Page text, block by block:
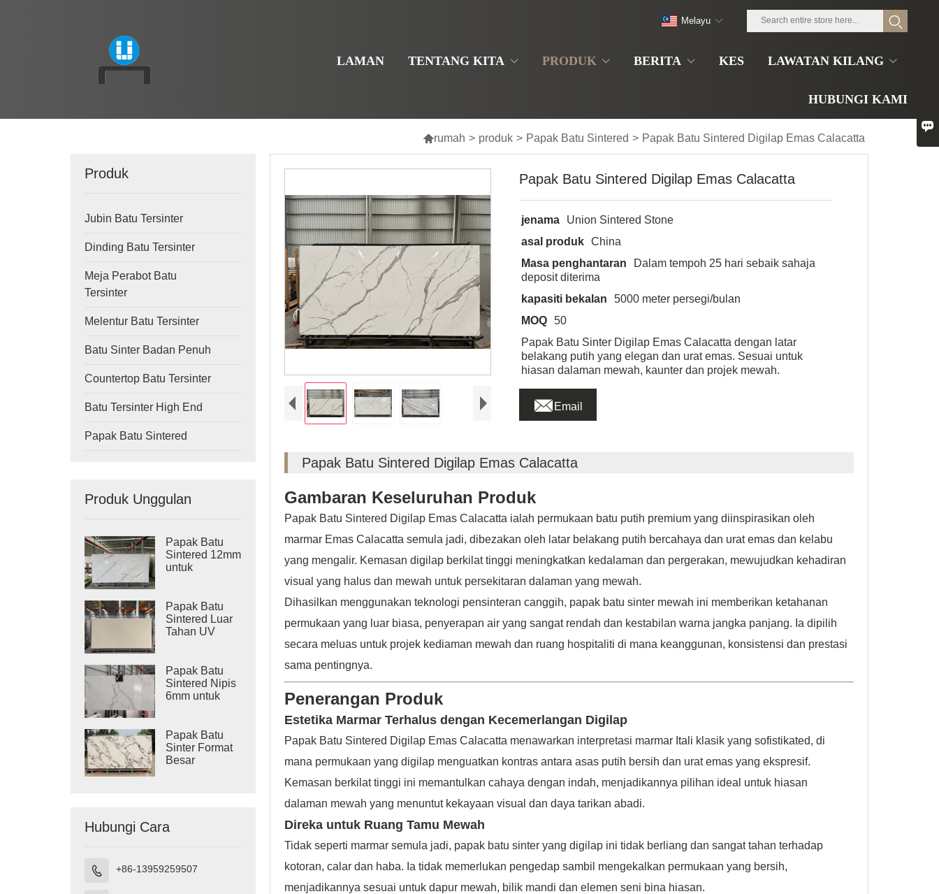
LAMAN TENTANG KITA PRODUK BERITA KES LAWATAN KILANG
HUBUNGI KAMI
Melayu
rumah > produk > Papak Batu Sintered > Papak Batu Sintered Digilap Emas Calacatta
Produk
Jubin Batu Tersinter
Dinding Batu Tersinter
Meja Perabot Batu
Tersinter
Melentur Batu Tersinter
Batu Sinter Badan Penuh
Countertop Batu Tersinter
Batu Tersinter High End
Papak Batu Sintered
Produk Unggulan
Papak Batu
Sintered 12mm
untuk
Papak Batu
Sintered Luar
Tahan UV
Papak Batu
Sintered Nipis
6mm untuk
Papak Batu
Sinter Format
Besar
Hubungi Cara
 +86-13959259507
Papak Batu Sintered Digilap Emas Calacatta
jenama
Union Sintered Stone
asal produk
China
Masa penghantaran
Dalam tempoh 25 hari sebaik sahaja
deposit diterima
kapasiti bekalan
5000 meter persegi/bulan
MOQ
50
Papak Batu Sinter Digilap Emas Calacatta dengan latar
belakang putih yang elegan dan urat emas. Sesuai untuk
hiasan dalaman mewah, kaunter dan projek mewah.
 Email
Papak Batu Sintered Digilap Emas Calacatta
Gambaran Keseluruhan Produk
Papak Batu Sintered Digilap Emas Calacatta ialah permukaan batu putih premium yang diinspirasikan oleh
marmar Emas Calacatta semula jadi, dibezakan oleh latar belakang putih bercahaya dan urat emas dan kelabu
yang mengalir. Kemasan digilap berkilat tinggi meningkatkan kedalaman dan pergerakan, mewujudkan kehadiran
visual yang halus dan mewah untuk persekitaran dalaman yang mewah.
Dihasilkan menggunakan teknologi pensinteran canggih, papak batu sinter mewah ini memberikan ketahanan
permukaan yang luar biasa, penyerapan air yang sangat rendah dan kestabilan warna jangka panjang. Ia dipilih
secara meluas untuk projek kediaman mewah dan ruang hospitaliti di mana keanggunan, konsistensi dan prestasi
sama pentingnya.
Penerangan Produk
Estetika Marmar Terhalus dengan Kecemerlangan Digilap
Papak Batu Sintered Digilap Emas Calacatta menawarkan interpretasi marmar Itali klasik yang sofistikated, di
mana permukaan yang digilap menguatkan kontras antara asas putih bersih dan urat emas yang ekspresif.
Kemasan berkilat tinggi ini memantulkan cahaya dengan indah, menjadikannya pilihan ideal untuk hiasan
dalaman mewah yang menuntut kekayaan visual dan daya tarikan abadi.
Direka untuk Ruang Tamu Mewah
Tidak seperti marmar semula jadi, papak batu sinter yang digilap ini tidak berliang dan sangat tahan terhadap
kotoran, calar dan haba. Ia tidak memerlukan pengedap sambil mengekalkan permukaan yang bersih,
menjadikannya sesuai untuk dapur mewah, bilik mandi dan elemen seni bina hiasan.
